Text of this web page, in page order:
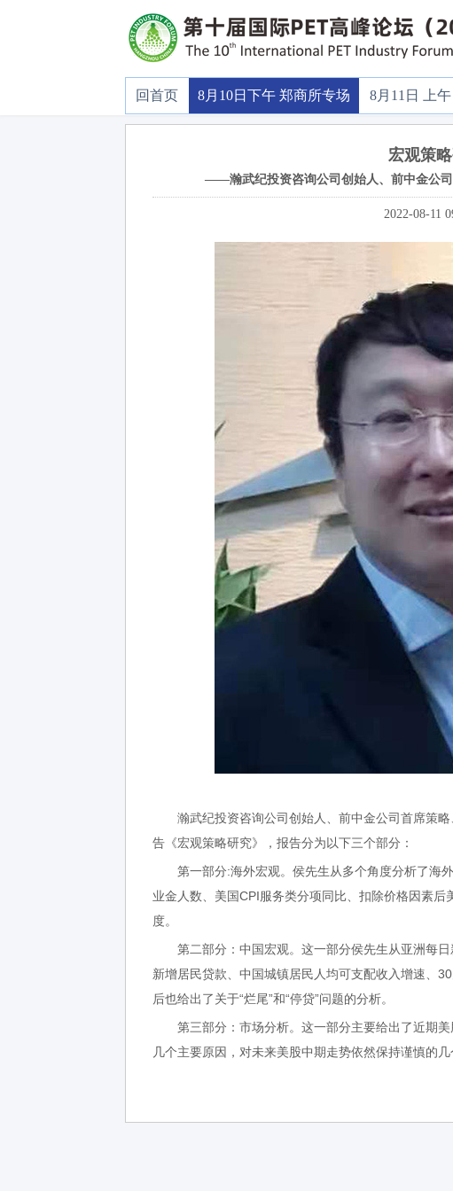
回首页 8月10日下午 郑商所专场 8月11日 上午
宏观策
——瀚武纪投资咨询公司创始人、前中金公
2022-08-11
瀚武纪投资咨询公司创始人、前中金公司首席策略
告《宏观策略研究》，报告分为以下三个部分：
第一部分:海外宏观。侯先生从多个角度分析了海
业金人数、美国CPI服务类分项同比、扣除价格因素
度。
第二部分：中国宏观。这一部分侯先生从亚洲每日
新增居民贷款、中国城镇居民人均可支配收入增速、
后也给出了关于“烂尾”和“停贷”问题的分析。
第三部分：市场分析。这一部分主要给出了近期美
几个主要原因，对未来美股中期走势依然保持谨慎的几